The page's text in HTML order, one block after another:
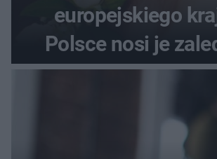
europejskiego
Polsce nosi je
kobiety